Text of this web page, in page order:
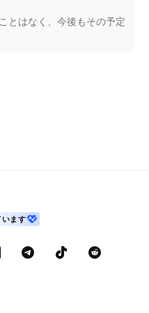
とはなく、今後もその予定
ます